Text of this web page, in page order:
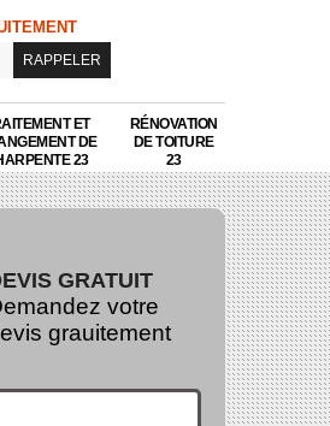
ET
DE
23
RÉNOVATION
DE TOITURE
23
GRATUIT
votre
grauitement